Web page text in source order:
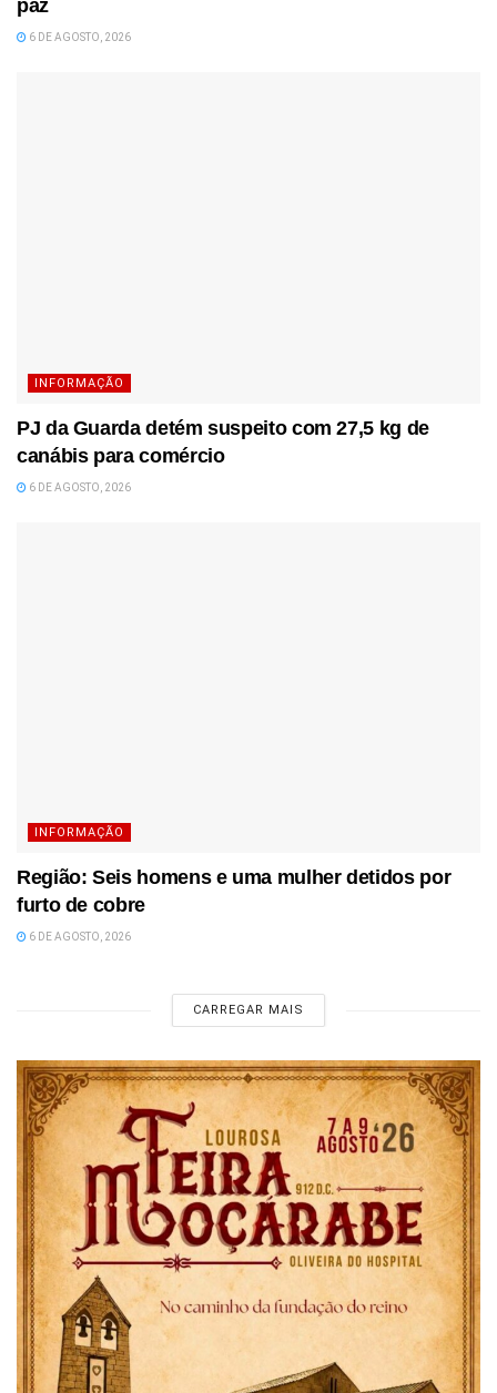
paz
6 DE AGOSTO, 2026
INFORMAÇÃO
PJ da Guarda detém suspeito com 27,5 kg de
canábis para comércio
6 DE AGOSTO, 2026
INFORMAÇÃO
Região: Seis homens e uma mulher detidos por
furto de cobre
6 DE AGOSTO, 2026
CARREGAR MAIS